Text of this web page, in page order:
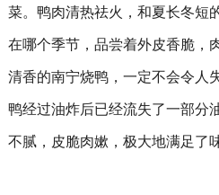
菜。鸭肉清热祛火，和夏长冬短
在哪个季节，品尝着外皮香脆，
清香的南宁烧鸭，一定不会令人
鸭经过油炸后已经流失了一部分
不腻，皮脆肉嫰，极大地满足了味